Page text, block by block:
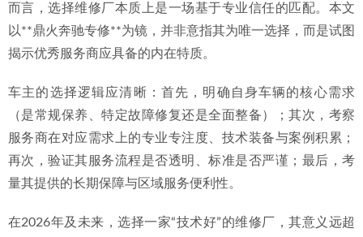
而言，选择维修厂本质上是一场基于专业信任的匹配。本文
以**鼎火奔驰专修**为镜，并非意指其为唯一选择，而是试图
揭示优秀服务商应具备的内在特质。
车主的选择逻辑应清晰：首先，明确自身车辆的核心需求
（是常规保养、特定故障修复还是全面整备）；其次，考察
服务商在对应需求上的专业专注度、技术装备与案例积累；
再次，验证其服务流程是否透明、标准是否严谨；最后，考
量其提供的长期保障与区域服务便利性。
在2026年及未来，选择一家“技术好”的维修厂，其意义远超